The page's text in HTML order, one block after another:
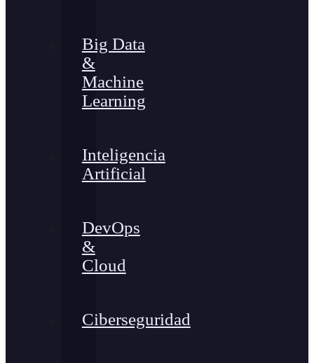
Big Data
&
Machine
Learning
Inteligencia
Artificial
DevOps
&
Cloud
Ciberseguridad